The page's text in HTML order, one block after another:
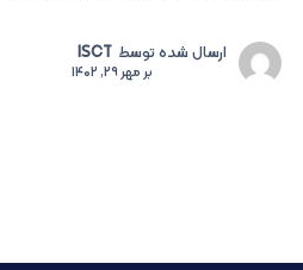
ارسال شده توسط ISCT
برمهر 29, 1402